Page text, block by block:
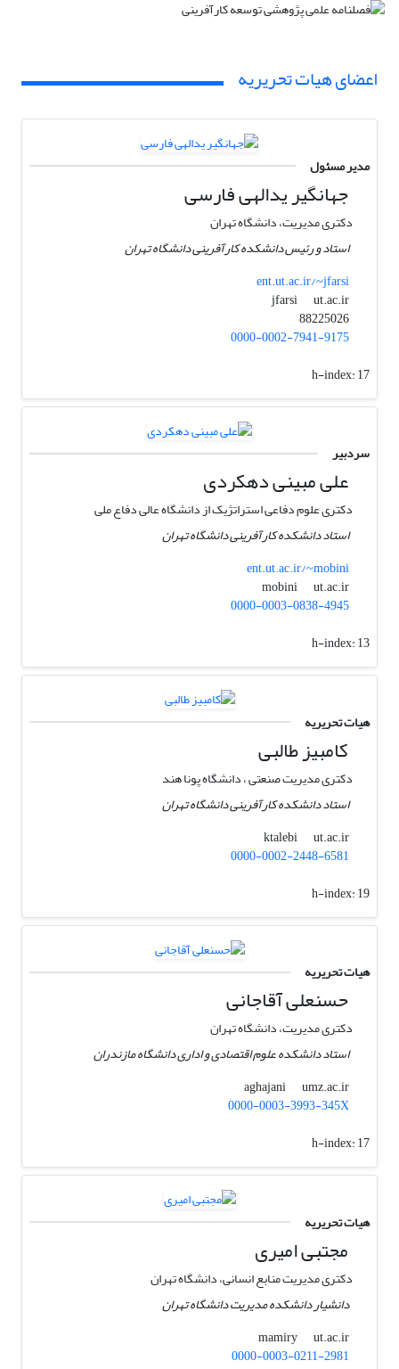
اعضای هیات تحریریه
مدیر مسئول
جهانگیر یدالهی فارسی
دکتری مدیریت، دانشگاه تهران
استاد و رئیس دانشکده کارآفرینی دانشگاه تهران
ent.ut.ac.ir/~jfarsi
jfarsi
ut.ac.ir
88225026
0000-0002-7941-9175
h-index:17
سردبیر
علی مبینی دهکردی
دکتری علوم دفاعی استراتژیک از دانشگاه عالی دفاع ملی
استاد دانشکده کارآفرینی دانشگاه تهران
ent.ut.ac.ir/~mobini
mobini
ut.ac.ir
0000-0003-0838-4945
h-index:13
هیات تحریریه
کامبیز طالبی
دکتری مدیریت صنعتی ، دانشگاه پونا هند
استاد دانشکده کارآفرینی دانشگاه تهران
ktalebi
ut.ac.ir
0000-0002-2448-6581
h-index:19
هیات تحریریه
حسنعلی آقاجانی
دکتری مدیریت، دانشگاه تهران
استاد دانشکده علوم اقتصادی و اداری دانشگاه مازندران
aghajani
umz.ac.ir
0000-0003-3993-345X
h-index:17
هیات تحریریه
مجتبی امیری
دکتری مدیریت منابع انسانی، دانشگاه تهران
دانشیار دانشکده مدیریت دانشگاه تهران
mamiry
ut.ac.ir
0000-0003-0211-2981